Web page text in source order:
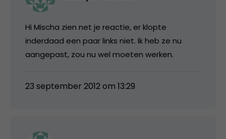
Hi Mischa zien net je reactie, er klopte
inderdaad een paar links niet. Ik heb ze nu
aangepast, zou nu wel moeten werken.
23 september 2012 om 13:29